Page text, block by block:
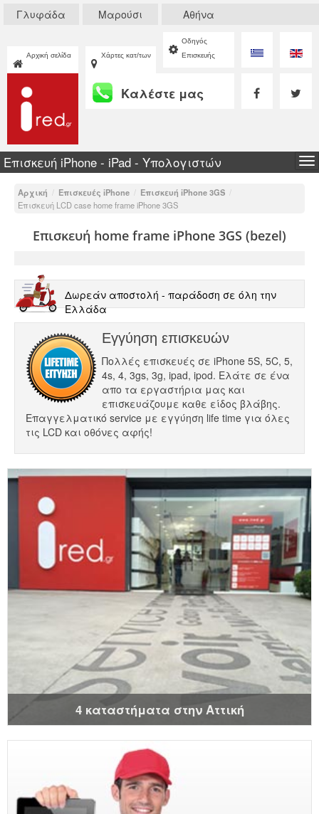
Γλυφάδα Μαρούσι Αθήνα
Αρχική σελίδα Χάρτες κατ/των
Οδηγός
Επισκευής
Καλέστε μας
Επισκευή iPhone - iPad - Υπολογιστών
Αρχική / Επισκευές iPhone / Επισκευή iPhone 3GS /
Επισκευή LCD case home frame iPhone 3GS
Επισκευή home frame iPhone 3GS (bezel)
Δωρεάν αποστολή - παράδοση σε όλη την
Ελλάδα
Εγγύηση επισκευών
Πολλές επισκευές σε iPhone 5S, 5C, 5,
4s, 4, 3gs, 3g, ipad, ipod. Ελάτε σε ένα
απο τα εργαστήρια μας και
επισκευάζουμε καθε είδος βλάβης.
Επαγγελματικό service με εγγύηση life time για όλες
τις LCD και οθόνες αφής!
4 καταστήματα στην Αττική